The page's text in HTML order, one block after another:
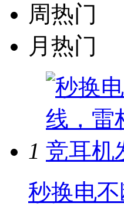
周热门
月热门
1
秒换电